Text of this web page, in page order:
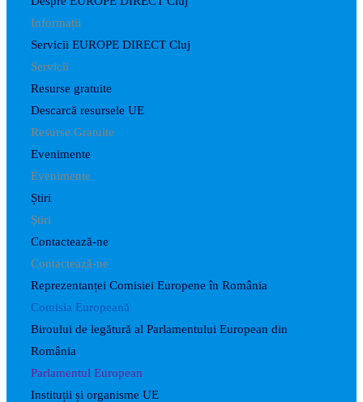
Informații
Servicii EUROPE DIRECT Cluj
Servicii
Resurse gratuite
Descarcă resursele UE
Resurse Gratuite
Evenimente
Evenimente
Știri
Știri
Contactează-ne
Contactează-ne
Reprezentanței Comisiei Europene în România
Comisia Europeană
Biroului de legătură al Parlamentului European din
România
Parlamentul European
Instituții și organisme UE